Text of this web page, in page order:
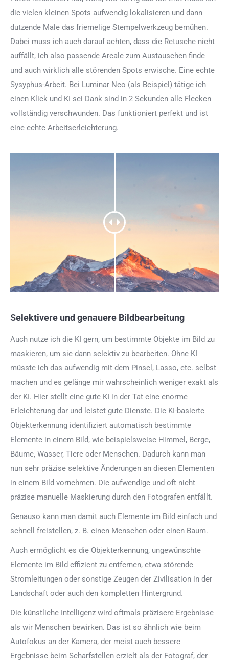
die vielen kleinen Spots aufwendig lokalisieren und dann
dutzende Male das friemelige Stempelwerkzeug bemühen.
Dabei muss ich auch darauf achten, dass die Retusche nicht
auffällt, ich also passende Areale zum Austauschen finde
und auch wirklich alle störenden Spots erwische. Eine echte
Sysyphus-Arbeit. Bei Luminar Neo (als Beispiel) tätige ich
einen Klick und KI sei Dank sind in 2 Sekunden alle Flecken
vollständig verschwunden. Das funktioniert perfekt und ist
eine echte Arbeitserleichterung.
Selektivere und genauere Bildbearbeitung
Auch nutze ich die KI gern, um bestimmte Objekte im Bild zu
maskieren, um sie dann selektiv zu bearbeiten. Ohne KI
müsste ich das aufwendig mit dem Pinsel, Lasso, etc. selbst
machen und es gelänge mir wahrscheinlich weniger exakt als
der KI. Hier stellt eine gute KI in der Tat eine enorme
Erleichterung dar und leistet gute Dienste. Die KI-basierte
Objekterkennung identifiziert automatisch bestimmte
Elemente in einem Bild, wie beispielsweise Himmel, Berge,
Bäume, Wasser, Tiere oder Menschen. Dadurch kann man
nun sehr präzise selektive Änderungen an diesen Elementen
in einem Bild vornehmen. Die aufwendige und oft nicht
präzise manuelle Maskierung durch den Fotografen entfällt.
Genauso kann man damit auch Elemente im Bild einfach und
schnell freistellen, z. B. einen Menschen oder einen Baum.
Auch ermöglicht es die Objekterkennung, ungewünschte
Elemente im Bild effizient zu entfernen, etwa störende
Stromleitungen oder sonstige Zeugen der Zivilisation in der
Landschaft oder auch den kompletten Hintergrund.
Die künstliche Intelligenz wird oftmals präzisere Ergebnisse
als wir Menschen bewirken. Das ist so ähnlich wie beim
Autofokus an der Kamera, der meist auch bessere
Ergebnisse beim Scharfstellen erzielt als der Fotograf, der